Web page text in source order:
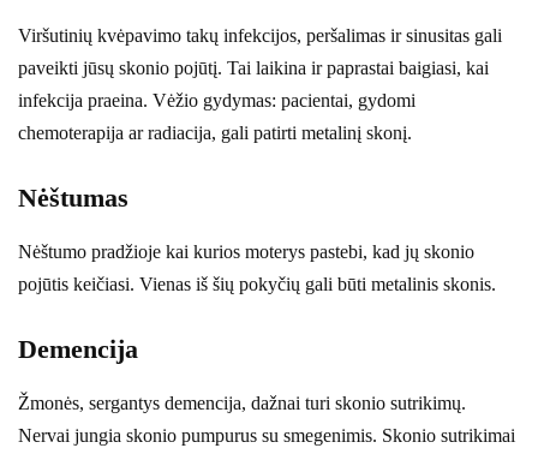
Viršutinių kvėpavimo takų infekcijos, peršalimas ir sinusitas gali
paveikti jūsų skonio pojūtį. Tai laikina ir paprastai baigiasi, kai
infekcija praeina. Vėžio gydymas: pacientai, gydomi
chemoterapija ar radiacija, gali patirti metalinį skonį.
Nėštumas
Nėštumo pradžioje kai kurios moterys pastebi, kad jų skonio
pojūtis keičiasi. Vienas iš šių pokyčių gali būti metalinis skonis.
Demencija
Žmonės, sergantys demencija, dažnai turi skonio sutrikimų.
Nervai jungia skonio pumpurus su smegenimis. Skonio sutrikimai